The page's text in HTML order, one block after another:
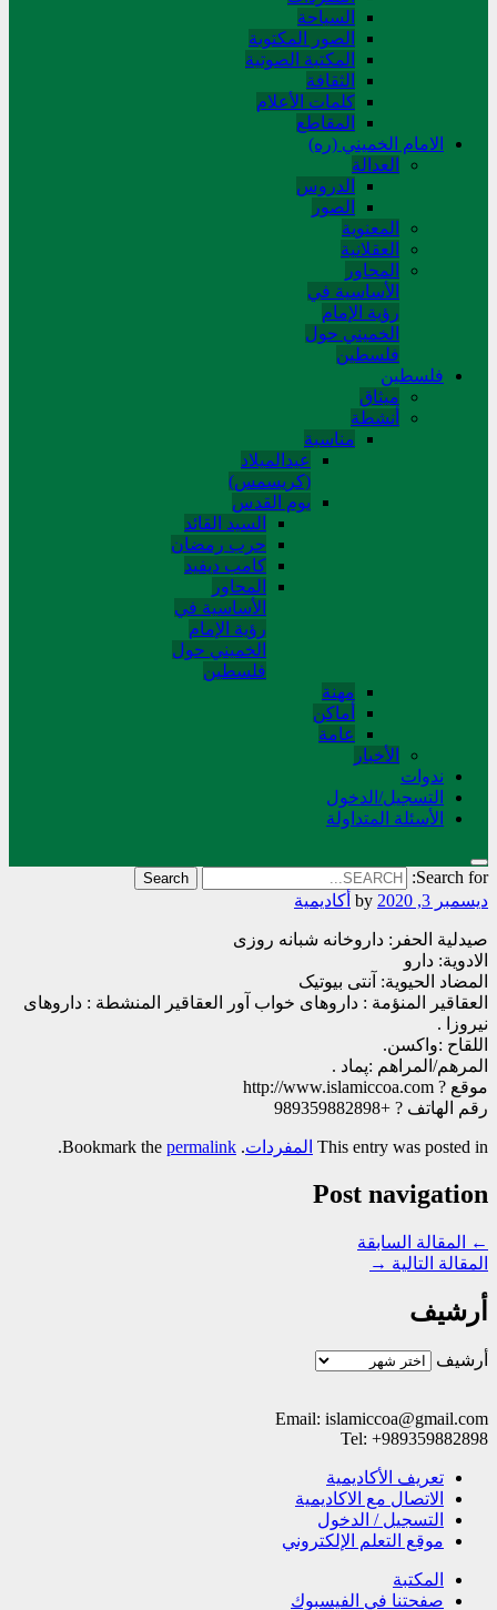
السیاحة
الصور المکتوبة
المکتبة الصوتیة
الثقافة
کلمات الأعلام
المقاطع
الامام الخميني (ره)
العدالة
الدروس
الصور
المعنوية
العقلانية
المحاور
الأساسیة في
رؤیة الإمام
الخمیني حول
فلسطین
فلسطین
میثاق
أنشطة
مناسبة
عیدالمیلاد
(کریسمس)
یوم القدس
السید القائد
حرب رمضان
کامب دیفید
المحاور
الأساسية في
رؤية الإمام
الخميني حول
فلسطین
مهنة
أماکن
عامة
الأخبار
ندوات
التسجیل/الدخول
الأسئلة المتداولة
Search for:
ديسمبر 3, 2020
أکادیمیة
صيدلية الحفر: داروخانه شبانه روزی
الادوية: دارو
المضاد الحیویة: آنتی بیوتیک
العقاقير المنؤمة : داروهای خواب آور العقاقير المنشطة : داروهای
نیروزا .
اللقاح :واکسن.
المرهم/المراهم :پماد .
موقع ? http://www.islamiccoa.com
رقم الهاتف ? +989359882898
This entry was posted in المفردات. Bookmark the
permalink
.
Post navigation
←
المقالة السابقة
المقالة التالية →
أرشيف
أرشيف
Email: islamiccoa@gmail.com
Tel: +989359882898
تعریف الأکادیمیة
الاتصال مع الاکادیمیة
التسجیل / الدخول
موقع التعلم الإلکتروني
المکتبة
صفحتنا في الفيسبوك